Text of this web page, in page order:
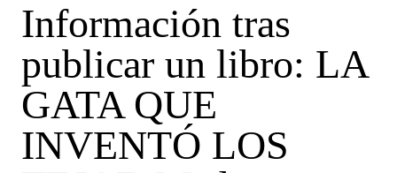
Información tras
publicar un libro: LA
GATA QUE
INVENTÓ LOS